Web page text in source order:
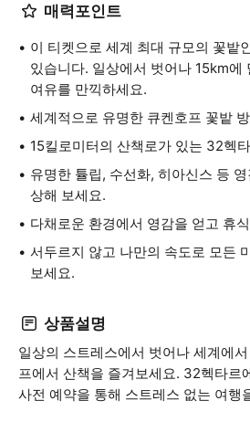
매력포인트
이 티켓으로 세계 최대 규모의 꽃밭
있습니다. 일상에서 벗어나 15km에
여유를 만끽하세요.
세계적으로 유명한 큐켄호프 꽃밭
15킬로미터의 산책로가 있는 32헥
유명한 튤립, 수선화, 히아신스 등
상해 보세요.
다채로운 환경에서 영감을 얻고 휴
서두르지 않고 나만의 속도로 모든
보세요.
상품설명
일상의 스트레스에서 벗어나 세계에
프에서 산책을 즐겨보세요. 32헥타르
사전 예약을 통해 스트레스 없는 여행